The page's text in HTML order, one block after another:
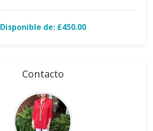
Disponible de: £450.00
Contacto